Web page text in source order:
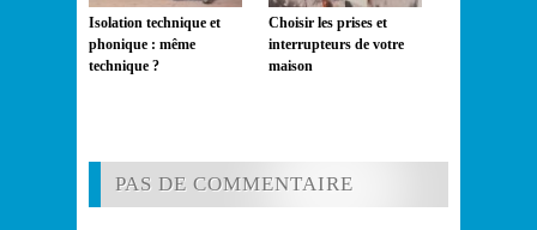
Isolation technique et
phonique : même
technique ?
Choisir les prises et
interrupteurs de votre
maison
PAS DE COMMENTAIRE